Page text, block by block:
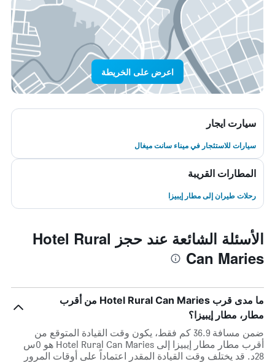
اعرض على الخريطة
سيارت ايجار
سيارات للاستئجار في ميناء سانت ميغال
المطارات القريبة
رحلات طيران إلى مطار إيبيزا
الأسئلة الشائعة عند حجز Hotel Rural
Can Maries
ما مدى قرب Hotel Rural Can Maries من أقرب
مطار، مطار إيبيزا؟
ضمن مسافة 36.9 كم فقط، يكون وقت القيادة المتوقع من
أقرب مطار مطار إيبيزا إلى Hotel Rural Can Maries هو 0س
28د. قد يختلف وقت القيادة المقدر اعتماداً على أوقات المرور